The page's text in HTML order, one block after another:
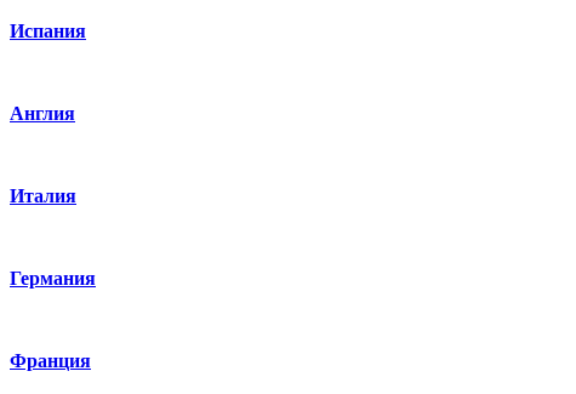
Испания
Англия
Италия
Германия
Франция